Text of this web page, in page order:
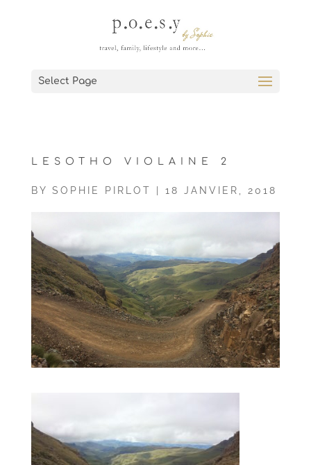
Select Page
LESOTHO VIOLAINE 2
BY SOPHIE PIRLOT 18 JANVIER, 2018